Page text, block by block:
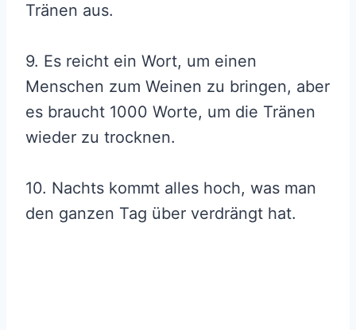
Tränen aus.
9. Es reicht ein Wort, um einen
Menschen zum Weinen zu bringen, aber
es braucht 1000 Worte, um die Tränen
wieder zu trocknen.
10. Nachts kommt alles hoch, was man
den ganzen Tag über verdrängt hat.